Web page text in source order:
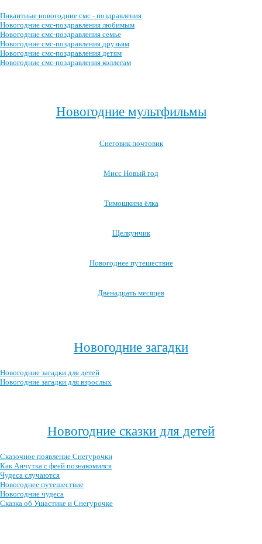
Пикантные новогодние смс - поздравления
Новогодние смс-поздравления любимым
Новогодние смс-поздравления семье
Новогодние смс-поздравления друзьям
Новогодние смс-поздравления детям
Новогодние смс-поздравления коллегам
Новогодние мультфильмы
Снеговик почтовик
Мисс Новый год
Тимошкина ёлка
Щелкунчик
Новогоднее путешествие
Двенадцать месяцев
Новогодние загадки
Новогодние загадки для детей
Новогодние загадки для взрослых
Новогодние сказки для детей
Сказочное появление Снегурочки
Как Анчутка с феей познакомился
Чудеса случаются
Новогоднее путешествие
Новогодние чудеса
Сказка об Ушастике и Снегурочке